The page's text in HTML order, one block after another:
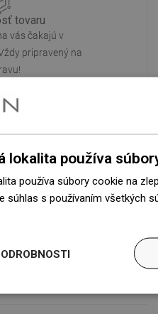
tovaru
vás čakajú v
pripravený na


lokalita používa
používa súbory cookie na
súhlas s používaním všetkých